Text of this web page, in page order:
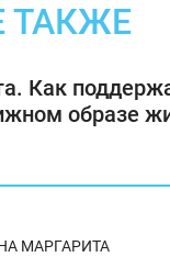
ТАКЖЕ
Как
образе
МАРГАРИТА